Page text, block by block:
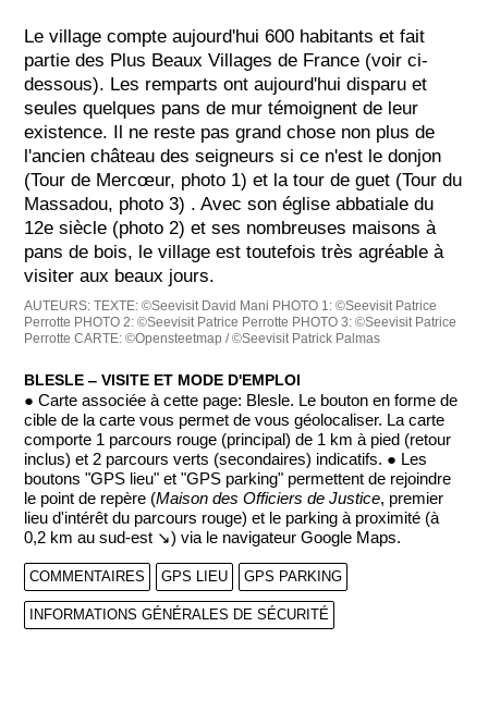
Le village compte aujourd'hui 600 habitants et fait
partie des Plus Beaux Villages de France (voir ci-
dessous). Les remparts ont aujourd'hui disparu et
seules quelques pans de mur témoignent de leur
existence. Il ne reste pas grand chose non plus de
l'ancien château des seigneurs si ce n'est le donjon
(Tour de Mercœur, photo 1) et la tour de guet (Tour du
Massadou, photo 3) . Avec son église abbatiale du
12e siècle (photo 2) et ses nombreuses maisons à
pans de bois, le village est toutefois très agréable à
visiter aux beaux jours.
AUTEURS:TEXTE: ©Seevisit David Mani PHOTO 1: ©Seevisit Patrice
Perrotte PHOTO 2: ©Seevisit Patrice Perrotte PHOTO 3: ©Seevisit Patrice
Perrotte CARTE: ©Opensteetmap / ©Seevisit Patrick Palmas
BLESLE ‒ VISITE ET MODE D'EMPLOI
● Carte associée à cette page: Blesle. Le bouton en forme de
cible de la carte vous permet de vous géolocaliser. La carte
comporte 1 parcours rouge (principal) de 1 km à pied (retour
inclus) et 2 parcours verts (secondaires) indicatifs. ● Les
boutons "GPS lieu" et "GPS parking" permettent de rejoindre
le point de repère (Maison des Officiers de Justice, premier
lieu d'intérêt du parcours rouge) et le parking à proximité (à
0,2 km au sud-est ↘) via le navigateur Google Maps.
COMMENTAIRES GPS LIEU GPS PARKING
INFORMATIONS GÉNÉRALES DE SÉCURITÉ